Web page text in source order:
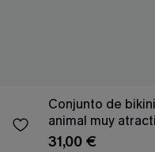
Conjunto de
animal muy
31,00 €